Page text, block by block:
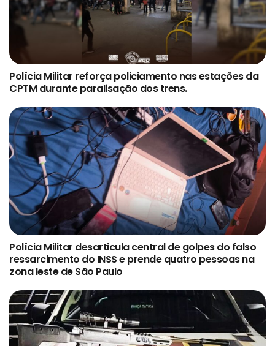
Polícia Militar reforça policiamento nas estações da
CPTM durante paralisação dos trens.
Polícia Militar desarticula central de golpes do falso
ressarcimento do INSS e prende quatro pessoas na
zona leste de São Paulo